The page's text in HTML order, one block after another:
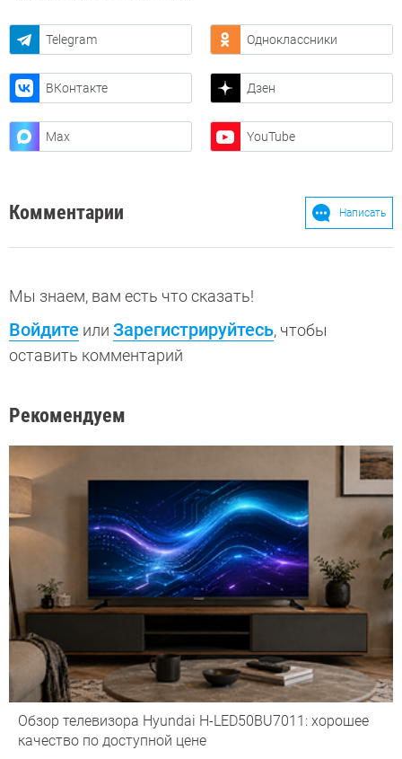
Telegram Одноклассники
ВКонтакте Дзен
Max YouTube
Комментарии Написать
Мы знаем, вам есть что сказать!
Войдите или Зарегистрируйтесь, чтобы
оставить комментарий
Рекомендуем
Обзор телевизора Hyundai H-LED50BU7011: хорошее
качество по доступной цене